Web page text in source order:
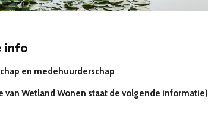
info
en medehuurderschap
van Wetland Wonen staat de volgende informatie)